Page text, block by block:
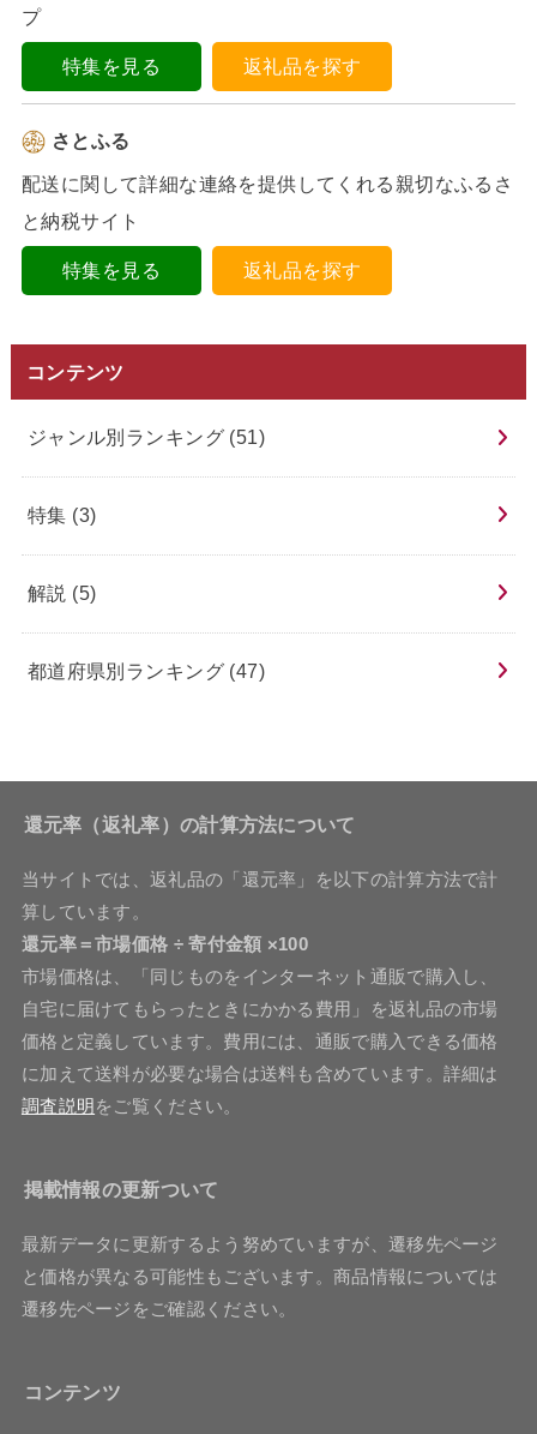
プ
特集を見る 返礼品を探す
さとふる
配送に関して詳細な連絡を提供してくれる親切なふるさ
と納税サイト
特集を見る 返礼品を探す
コンテンツ
ジャンル別ランキング (51)
特集 (3)
解説 (5)
都道府県別ランキング (47)
還元率（返礼率）の計算方法について
当サイトでは、返礼品の「還元率」を以下の計算方法で計
算しています。
還元率＝市場価格 ÷ 寄付金額 ×100
市場価格は、「同じものをインターネット通販で購入し、
自宅に届けてもらったときにかかる費用」を返礼品の市場
価格と定義しています。費用には、通販で購入できる価格
に加えて送料が必要な場合は送料も含めています。詳細は
調査説明 をご覧ください。
掲載情報の更新ついて
最新データに更新するよう努めていますが、遷移先ページ
と価格が異なる可能性もございます。商品情報については
遷移先ページをご確認ください。
コンテンツ